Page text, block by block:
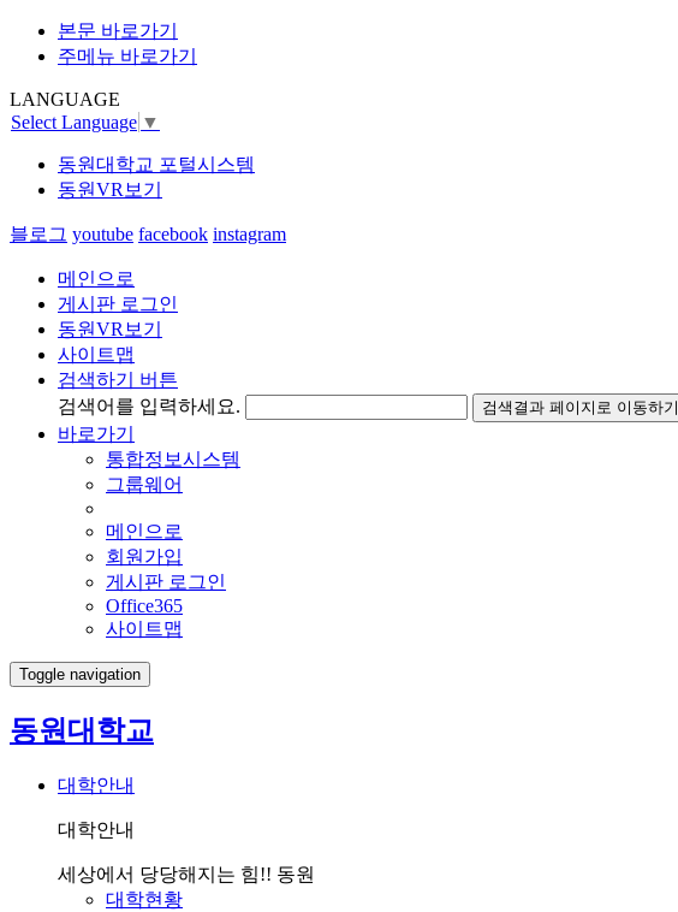
본문 바로가기
주메뉴 바로가기
LANGUAGE
Select Language ▼
동원대학교 포털시스템
동원VR보기
블로그 youtube facebook instagram
메인으로
게시판 로그인
동원VR보기
사이트맵
검색하기 버튼
검색어를 입력하세요.
검색결과 페이지로 이동하기
바로가기
통합정보시스템
그룹웨어
메인으로
회원가입
게시판 로그인
Office365
사이트맵
Toggle navigation
동원대학교
대학안내
대학안내
세상에서 당당해지는 힘!! 동원
대학현황